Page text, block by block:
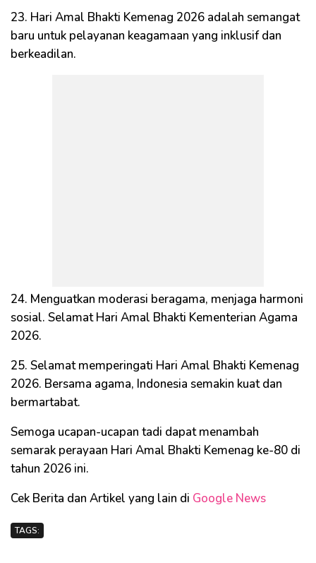
23. Hari Amal Bhakti Kemenag 2026 adalah semangat
baru untuk pelayanan keagamaan yang inklusif dan
berkeadilan.
24. Menguatkan moderasi beragama, menjaga harmoni
sosial. Selamat Hari Amal Bhakti Kementerian Agama
2026.
25. Selamat memperingati Hari Amal Bhakti Kemenag
2026. Bersama agama, Indonesia semakin kuat dan
bermartabat.
Semoga ucapan-ucapan tadi dapat menambah
semarak perayaan Hari Amal Bhakti Kemenag ke-80 di
tahun 2026 ini.
Cek Berita dan Artikel yang lain di Google News
TAGS: